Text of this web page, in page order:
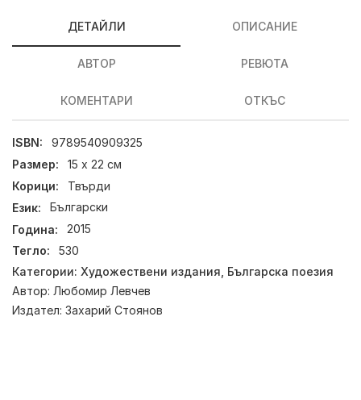
ДЕТАЙЛИ ОПИСАНИЕ
АВТОР РЕВЮТА
КОМЕНТАРИ ОТКЪС
ISBN:
9789540909325
Размер:
15 х 22 см
Корици:
Твърди
Език:
Български
Година:
2015
Тегло:
530
Категории: Художествени издания Българска поезия
Автор: Любомир Левчев
Издател: Захарий Стоянов